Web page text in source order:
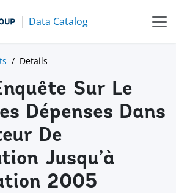
Data Catalog
Details
Sur Le
Dépenses Dans
De
Jusqu’à
2005